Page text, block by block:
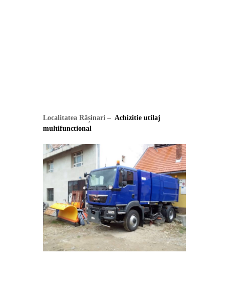
Localitatea Rășinari – Achizitie utilaj
multifunctional